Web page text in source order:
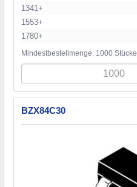
1341+
1553+
1780+
Mindestbestellmenge: 1000 Stücke
BZX84C30